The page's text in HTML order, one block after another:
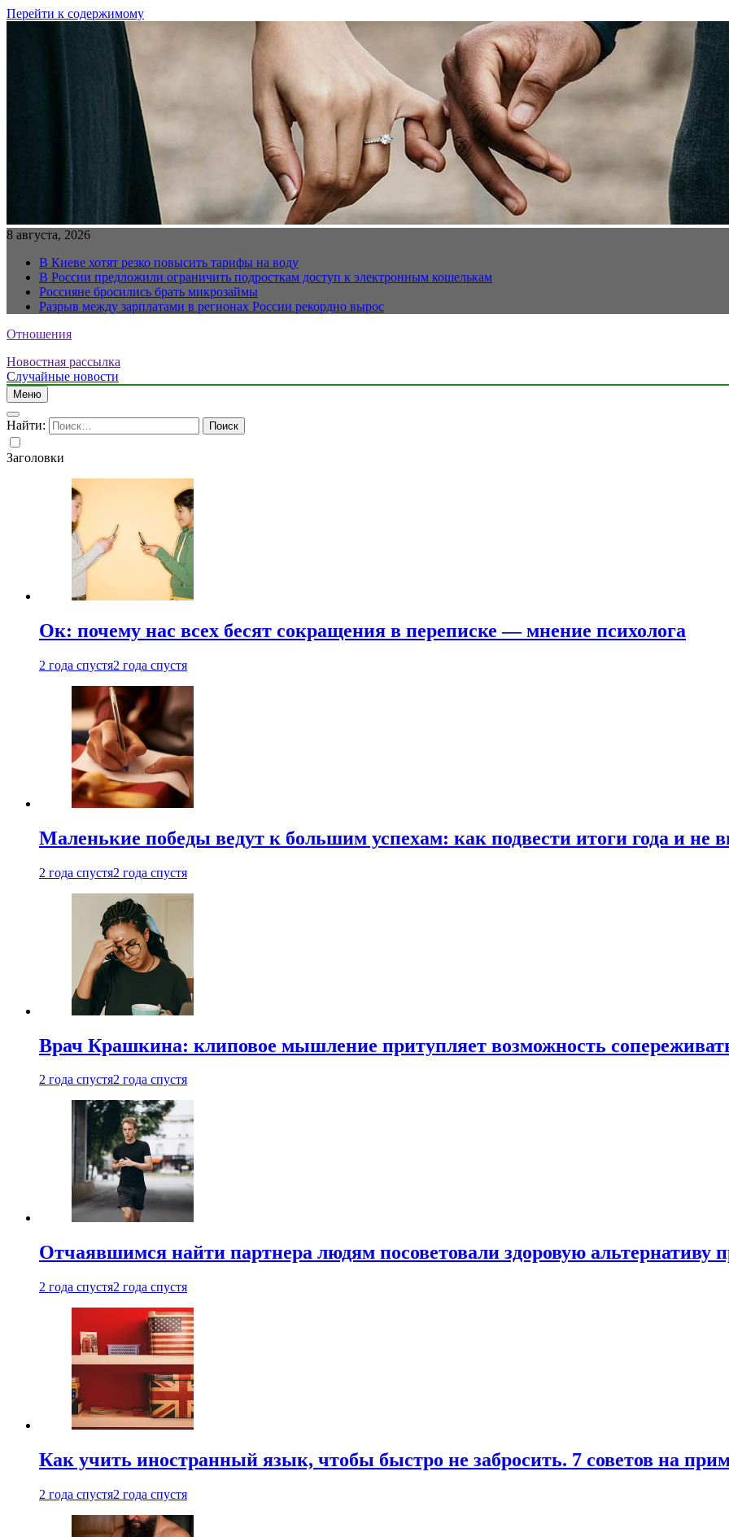
Перейти к содержимому
8 августа, 2026
В Киеве хотят резко повысить тарифы на воду
В России предложили ограничить подросткам доступ к электронным кошелькам
Россияне бросились брать микрозаймы
Разрыв между зарплатами в регионах России рекордно вырос
Отношения
Новостная рассылка
Случайные новости
Меню
Найти:
Заголовки
Ок: почему нас всех бесят сокращения в переписке — мнение психолога
2 года спустя2 года спустя
Маленькие победы ведут к большим успехам: как подвести итоги года и не
2 года спустя2 года спустя
Врач Крашкина: клиповое мышление притупляет возможность
2 года спустя2 года спустя
Отчаявшимся найти партнера людям посоветовали здоровую альтернативу
2 года спустя2 года спустя
Как учить иностранный язык, чтобы быстро не забросить. 7 советов на
2 года спустя2 года спустя